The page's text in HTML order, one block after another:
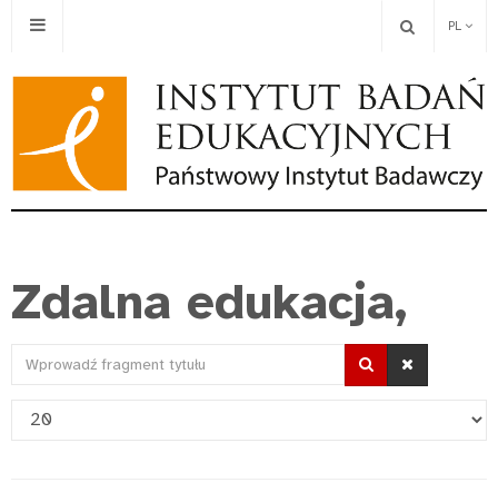
PL
Zdalna edukacja,
Wprowadź
tytułu
Pokaż